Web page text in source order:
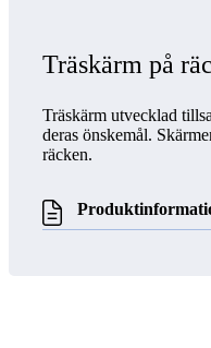
Träskärm på
Träskärm utvecklad
deras önskemål.
räcken.